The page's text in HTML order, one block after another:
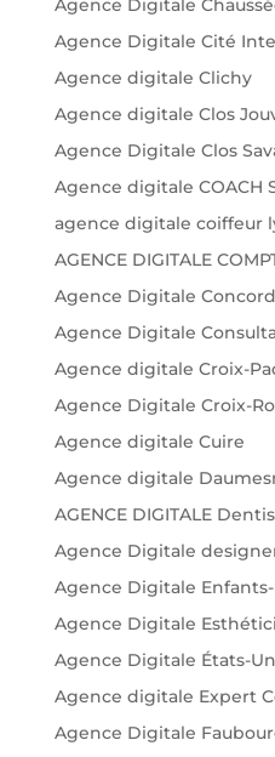
Agence Digitale
Agence Digitale Cité
Agence digitale Clichy
Agence digitale Clos
Agence Digitale Clos
Agence digitale COACH
agence digitale coiffeur
AGENCE DIGITALE
Agence Digitale
Agence Digitale
Agence digitale Croix-
Agence Digitale Croix-
Agence digitale Cuire
Agence digitale
AGENCE DIGITALE
Agence Digitale
Agence Digitale
Agence Digitale
Agence Digitale États-
Agence digitale Expert
Agence Digitale